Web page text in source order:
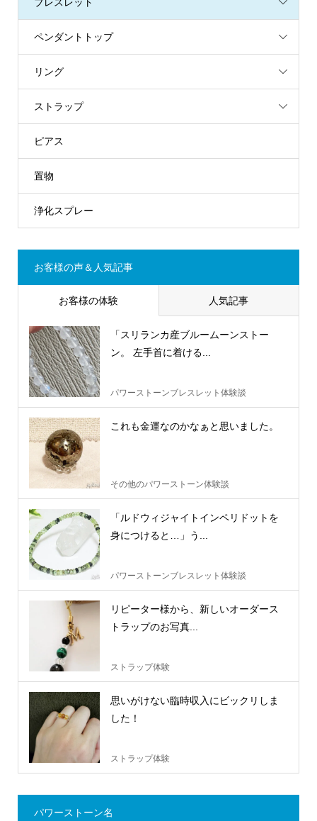
ペンダントトップ
リング
ストラップ
ピアス
置物
浄化スプレー
お客様の声＆人気記事
お客様の体験 人気記事
「スリランカ産ブルームーンストー
ン。 左手首に着ける...
パワーストーンブレスレット体験談
これも金運なのかなぁと思いました。
その他のパワーストーン体験談
「ルドウィジャイトインペリドットを
身につけると…」う...
パワーストーンブレスレット体験談
リピーター様から、新しいオーダース
トラップのお写真...
ストラップ体験
思いがけない臨時収入にビックリしま
した！
ストラップ体験
パワーストーン名